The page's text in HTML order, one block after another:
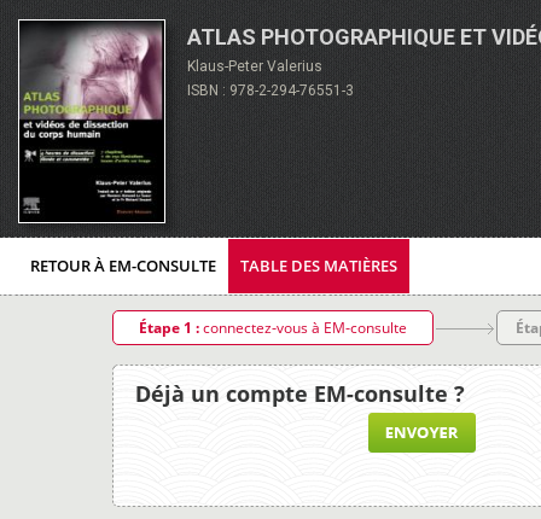
ATLAS PHOTOGRAPHIQUE ET
Klaus-Peter Valerius
ISBN : 978-2-294-76551-3
RETOUR À EM-CONSULTE TABLE DES MATIÈRES
Étape 1 :connectez-vous à EM-consulte
Déjà un compte EM-consulte ?